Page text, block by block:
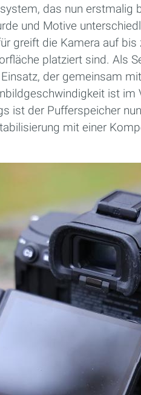
das nun erstmalig
und Motive
greift die Kamera auf
platziert sind. Als
der gemeinsam
ist
ist der Pufferspeicher
mit einer